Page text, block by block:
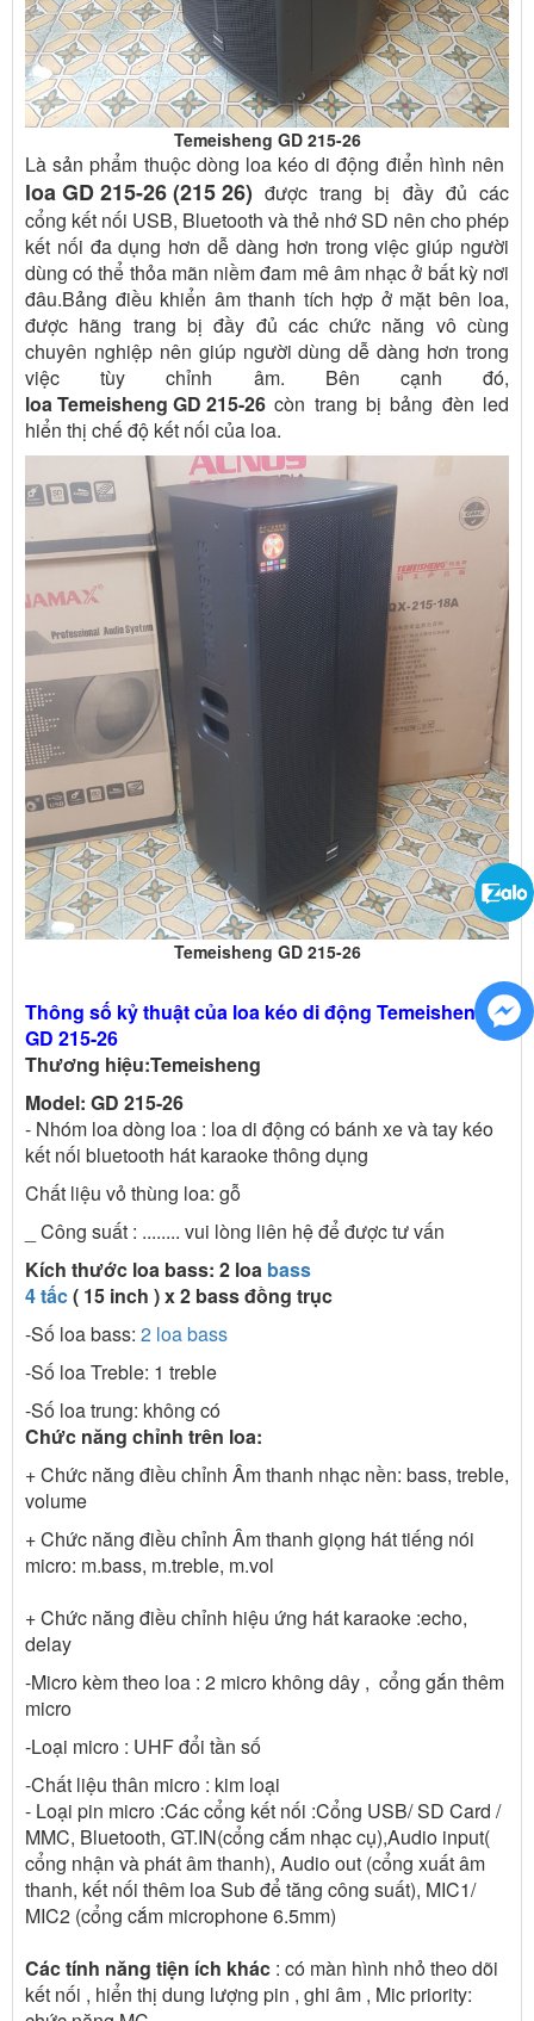
Temeisheng GD 215-26
Là sản phẩm thuộc dòng loa kéo di động điển hình nên
loa GD 215-26 (215 26) được trang bị đầy đủ các
cổng kết nối USB, Bluetooth và thẻ nhớ SD nên cho phép
kết nối đa dụng hơn dễ dàng hơn trong việc giúp người
dùng có thể thỏa mãn niềm đam mê âm nhạc ở bất kỳ nơi
đâu.Bảng điều khiển âm thanh tích hợp ở mặt bên loa,
được hãng trang bị đầy đủ các chức năng vô cùng
chuyên nghiệp nên giúp người dùng dễ dàng hơn trong
việc tùy chỉnh âm. Bên cạnh đó,
loa Temeisheng GD 215-26 còn trang bị bảng đèn led
hiển thị chế độ kết nối của loa.
Temeisheng GD 215-26
Thông số kỷ thuật của loa kéo di động Temeisheng
GD 215-26
Thương hiệu:Temeisheng
Model: GD 215-26
- Nhóm loa dòng loa : loa di động có bánh xe và tay kéo
kết nối bluetooth hát karaoke thông dụng
Chất liệu vỏ thùng loa: gỗ
_ Công suất : ........ vui lòng liên hệ để được tư vấn
Kích thước loa bass: 2 loa bass
4 tấc( 15 inch ) x 2 bass đồng trục
-Số loa bass: 2 loa bass
-Số loa Treble: 1 treble
-Số loa trung: không có
Chức năng chỉnh trên loa:
+ Chức năng điều chỉnh Âm thanh nhạc nền: bass, treble,
volume
+ Chức năng điều chỉnh Âm thanh giọng hát tiếng nói
micro: m.bass, m.treble, m.vol
+ Chức năng điều chỉnh hiệu ứng hát karaoke :echo,
delay
-Micro kèm theo loa : 2 micro không dây , cổng gắn thêm
micro
-Loại micro : UHF đổi tần số
-Chất liệu thân micro : kim loại
- Loại pin micro :Các cổng kết nối :Cổng USB/ SD Card /
MMC, Bluetooth, GT.IN(cổng cắm nhạc cụ),Audio input(
cổng nhận và phát âm thanh), Audio out (cổng xuất âm
thanh, kết nối thêm loa Sub để tăng công suất), MIC1/
MIC2 (cổng cắm microphone 6.5mm)
Các tính năng tiện ích khác : có màn hình nhỏ theo dõi
kết nối , hiển thị dung lượng pin , ghi âm , Mic priority: